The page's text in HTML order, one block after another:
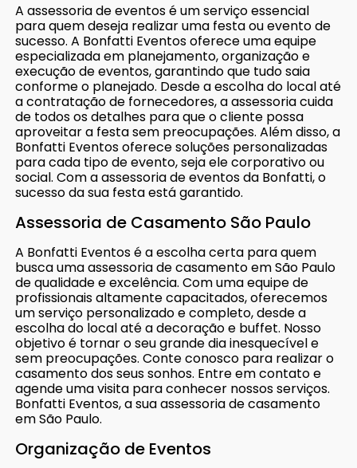
A assessoria de eventos é um serviço essencial
para quem deseja realizar uma festa ou evento de
sucesso. A Bonfatti Eventos oferece uma equipe
especializada em planejamento, organização e
execução de eventos, garantindo que tudo saia
conforme o planejado. Desde a escolha do local até
a contratação de fornecedores, a assessoria cuida
de todos os detalhes para que o cliente possa
aproveitar a festa sem preocupações. Além disso, a
Bonfatti Eventos oferece soluções personalizadas
para cada tipo de evento, seja ele corporativo ou
social. Com a assessoria de eventos da Bonfatti, o
sucesso da sua festa está garantido.
Assessoria de Casamento São Paulo
A Bonfatti Eventos é a escolha certa para quem
busca uma assessoria de casamento em São Paulo
de qualidade e excelência. Com uma equipe de
profissionais altamente capacitados, oferecemos
um serviço personalizado e completo, desde a
escolha do local até a decoração e buffet. Nosso
objetivo é tornar o seu grande dia inesquecível e
sem preocupações. Conte conosco para realizar o
casamento dos seus sonhos. Entre em contato e
agende uma visita para conhecer nossos serviços.
Bonfatti Eventos, a sua assessoria de casamento
em São Paulo.
Organização de Eventos